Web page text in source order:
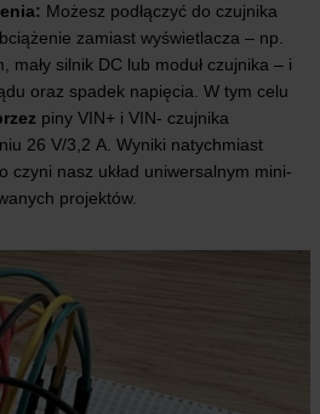
Możesz podłączyć do czujnika
zamiast wyświetlacza – np.
mały silnik DC lub moduł czujnika – i
oraz spadek napięcia. W tym celu
piny VIN+ i VIN- czujnika
26 V/3,2 A. Wyniki natychmiast
czyni nasz układ uniwersalnym mini-
projektów.